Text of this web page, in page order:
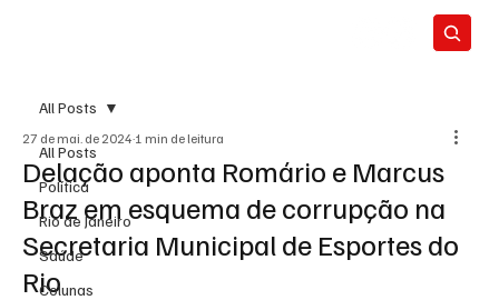
All Posts
Política
Rio de Janeiro
Saúde
Colunas
All Posts
Delação aponta Romário e Marcus
Braz em esquema de corrupção na
Secretaria Municipal de Esportes do
Rio
27 de mai. de 2024 1 min de leitura